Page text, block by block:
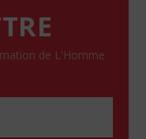
de L'Homme